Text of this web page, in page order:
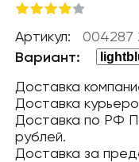
Артикул: 004287
Вариант:
Доставка
Доставка
Доставка по РФ
рублей.
Доставка за